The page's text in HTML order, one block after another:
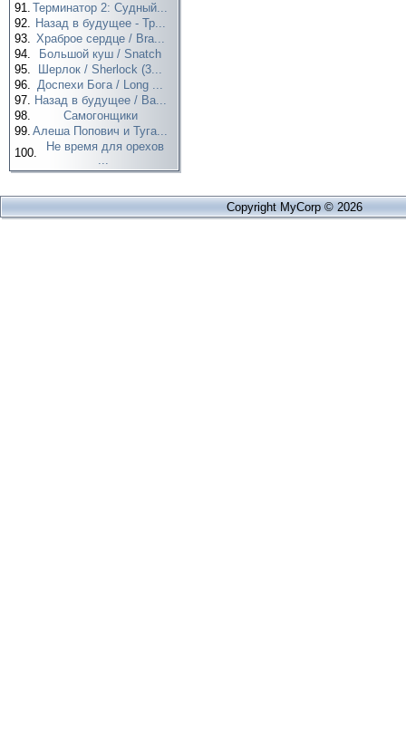
91. Терминатор 2: Судный...
92. Назад в будущее - Тр...
93. Храброе сердце / Bra...
94.
Большой куш / Snatch
95.
Шерлок / Sherlock (3...
96. Доспехи Бога / Long ...
97. Назад в будущее / Ba...
98.
Самогонщики
99. Алеша Попович и Туга...
100.
Не время для орехов
...
Copyright MyCorp © 2026